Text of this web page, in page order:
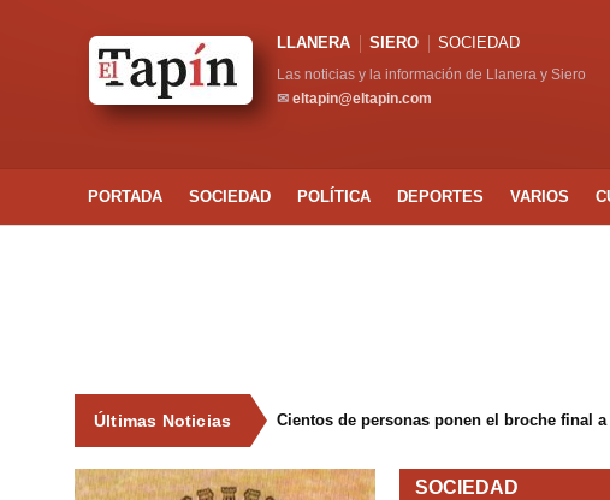
LLANERA SIERO SOCIEDAD
Las noticias y la información de Llanera y Siero
✉ eltapin@eltapin.com
PORTADA SOCIEDAD POLÍTICA DEPORTES VARIOS
Últimas Noticias Cientos de personas ponen el broche final
SOCIEDAD